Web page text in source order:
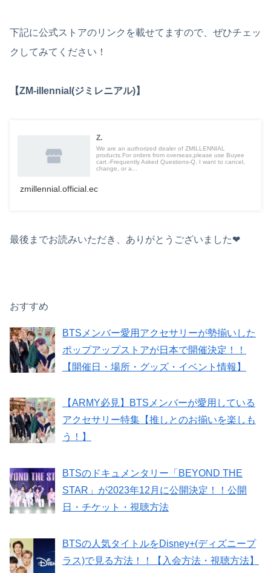
下記に公式ストアのリンクを載せてますので、ぜひチェッ
クしてみてください！
【ZM-illennial(ジミレニアル)】
Z.
We are an authorized dealer of ZMILLENNIAL
products.For orders from overseas,please use Buyee
cart.-Frequently Asked Questions-Q. I want to cancel,
change, or a...
zmillennial.official.ec
最後までお読みいただき、ありがとうございました❤︎
おすすめ
BTSメンバー愛用アクセサリーが勢揃いした
ポップアップストアが日本で開催決定！！
【開催日・場所・グッズ・イベント情報】
【ARMY必見】BTSメンバーが愛用している
アクセサリー特集【推しとのお揃いを楽しも
う！】
BTSのドキュメンタリー「BEYOND THE
STAR」が2023年12月に公開決定！！公開
日・チケット・視聴方法
BTSの人気タイトルをDisney+(ディズニープ
ラス)で見る方法！！【入会方法・視聴方法】